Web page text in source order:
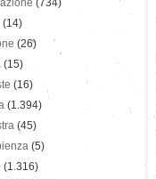
(734)
(14)
(26)
(15)
(16)
(1.394)
(45)
(5)
(1.316)